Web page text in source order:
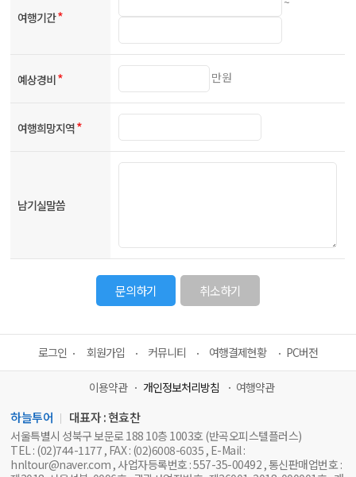
여행기간*
예상경비* 만원
여행희망지역*
남기실말씀
문의하기 취소하기
로그인 회원가입 커뮤니티 여행결제현황 PC버전
이용약관 개인정보처리방침 여행약관
하늘투어 대표자 : 현효찬
서울특별시 성북구 보문로 188 10층 1003호 (반곡오피스텔플러스)
TEL : (02)744-1177 , FAX : (02)6008-6035 , E-Mail :
hnltour@naver.com , 사업자등록번호 : 557-35-00492 , 통신판매업번호 :